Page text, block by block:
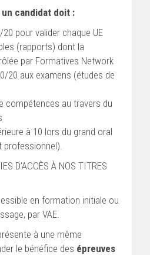
candidat doit :
pour valider chaque UE
(rapports) dont la
par Formatives Network
20 aux examens (études de
compétences au travers du
à 10 lors du grand oral
professionnel).
D’ACCÈS À NOS TITRES
en formation initiale ou
par VAE.
à une même
le bénéfice des épreuves